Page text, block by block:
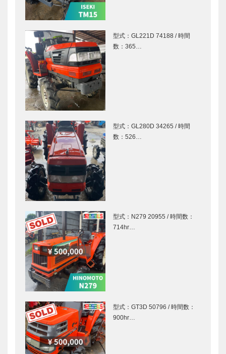
型式：GL221D 74188 / 時間
数：365…
型式：GL280D 34265 / 時間
数：526…
型式：N279 20955 / 時間数：
714hr…
型式：GT3D 50796 / 時間数：
900hr…